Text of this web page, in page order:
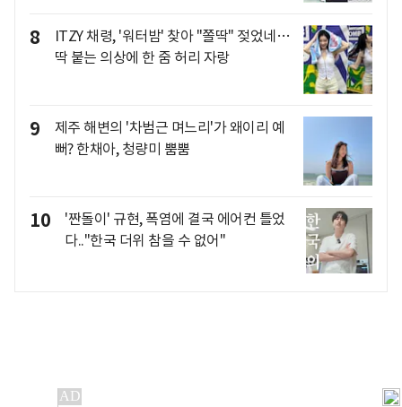
8
ITZY 채령, '워터밤' 찾아 "쫄딱" 젖었네…
딱 붙는 의상에 한 줌 허리 자랑
9
제주 해변의 '차범근 며느리'가 왜이리 예
뻐? 한채아, 청량미 뿜뿜
10
'짠돌이' 규현, 폭염에 결국 에어컨 틀었
다.."한국 더위 참을 수 없어"